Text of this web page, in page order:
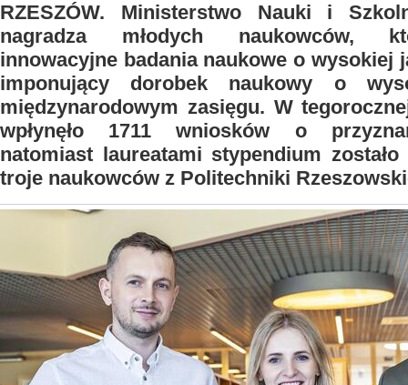
RZESZÓW. Ministerstwo Nauki i
nagradza młodych naukowców,
innowacyjne badania naukowe o wysokiej
imponujący dorobek naukowy o
międzynarodowym zasięgu. W
wpłynęło 1711 wniosków o
natomiast laureatami stypendium
troje naukowców z Politechniki